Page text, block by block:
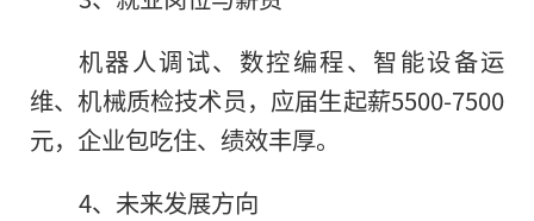
机器人调试、数控编程、智能设备运
维、机械质检技术员，应届生起薪5500-7500
元，企业包吃住、绩效丰厚。
4、未来发展方向